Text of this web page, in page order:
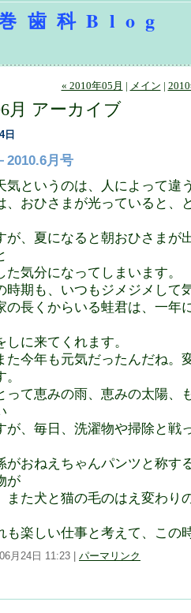
歯科Blog
« 2010年05月 | メイン |
月 アーカイブ
日
2010.6月号
気というのは、人によって違
、おひさまが光っていると、
が、夏になると朝おひさまが
た気分になってしまいます。
時期も、いつもジメジメして
の長くからいる蛙君は、一年
しに来てくれます。
た今年も元気だったんだね。
って恵みの雨、恵みの太陽、
が、毎日、洗濯物や掃除と戦
がおねえちゃんパンツと称す
が
また犬と猫の毛のはえ変わり
も楽しい仕事と考えて、この
月24日 11:23 パーマリンク